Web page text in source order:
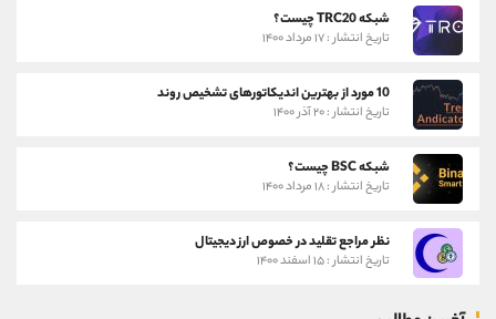
شبکه TRC20 چیست؟
تاریخ انتشار : ۱۷ مرداد ۱۴۰۰
10 مورد از بهترین اندیکاتورهای تشخیص روند
تاریخ انتشار : ۲۰ آذر ۱۴۰۰
شبکه BSC چیست؟
تاریخ انتشار : ۱۸ مرداد ۱۴۰۰
نظر مراجع تقلید در خصوص ارز دیجیتال
تاریخ انتشار : ۱۵ اسفند ۱۴۰۰